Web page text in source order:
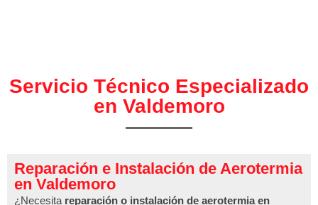
Servicio Técnico Especializado
en Valdemoro
Reparación e Instalación de Aerotermia
en Valdemoro
¿Necesita reparación o instalación de aerotermia en